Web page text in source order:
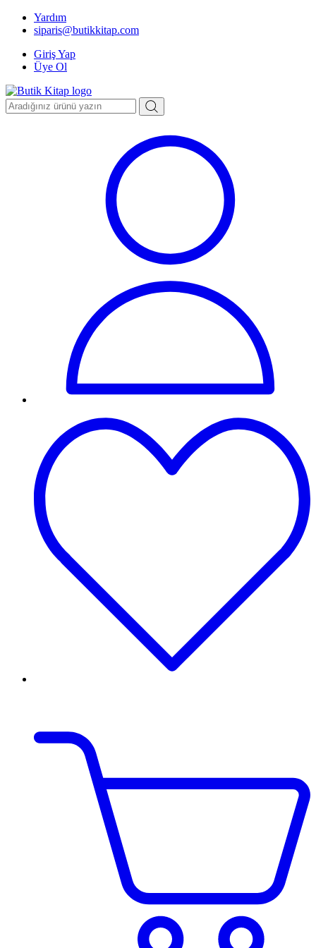
Yardım
siparis@butikkitap.com
Giriş Yap
Üye Ol